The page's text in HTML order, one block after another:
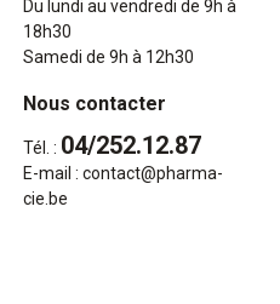
Du lundi au vendredi de 9h à
18h30
Samedi de 9h à 12h30
Nous contacter
Tél. : 04/252.12.87
E-mail : contact@pharma-
cie.be